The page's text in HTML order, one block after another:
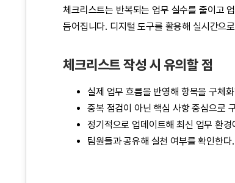
체크리스트는 반복되는 업무 실수를 줄이고
듬어집니다. 디지털 도구를 활용해 실시간으
체크리스트 작성 시 유의할 점
실제 업무 흐름을 반영해 항목을 구체
중복 점검이 아닌 핵심 사항 중심으로
정기적으로 업데이트해 최신 업무 환경
팀원들과 공유해 실천 여부를 확인한다.